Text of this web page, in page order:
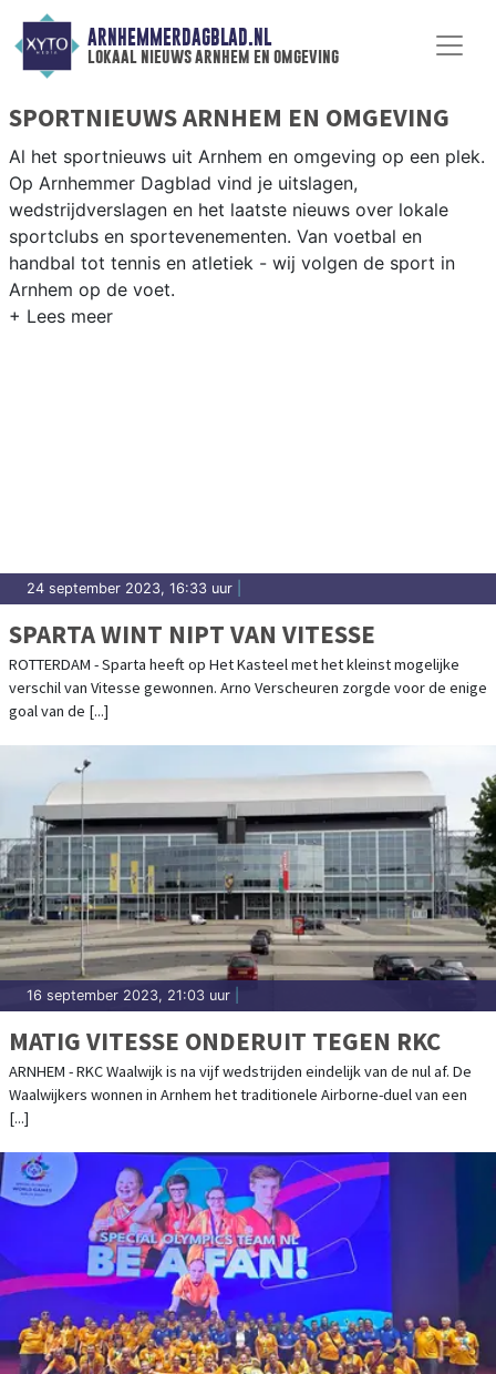
ARNHEMMERDAGBLAD.NL
lokaal nieuws arnhem en omgeving
SPORTNIEUWS ARNHEM EN OMGEVING
Al het sportnieuws uit Arnhem en omgeving op een plek.
Op Arnhemmer Dagblad vind je uitslagen,
wedstrijdverslagen en het laatste nieuws over lokale
sportclubs en sportevenementen. Van voetbal en
handbal tot tennis en atletiek - wij volgen de sport in
Arnhem op de voet.
24 september 2023, 16:33 uur
SPARTA WINT NIPT VAN VITESSE
ROTTERDAM - Sparta heeft op Het Kasteel met het kleinst mogelijke
verschil van Vitesse gewonnen. Arno Verscheuren zorgde voor de enige
goal van de [...]
16 september 2023, 21:03 uur
MATIG VITESSE ONDERUIT TEGEN RKC
ARNHEM - RKC Waalwijk is na vijf wedstrijden eindelijk van de nul af. De
Waalwijkers wonnen in Arnhem het traditionele Airborne-duel van een
[...]